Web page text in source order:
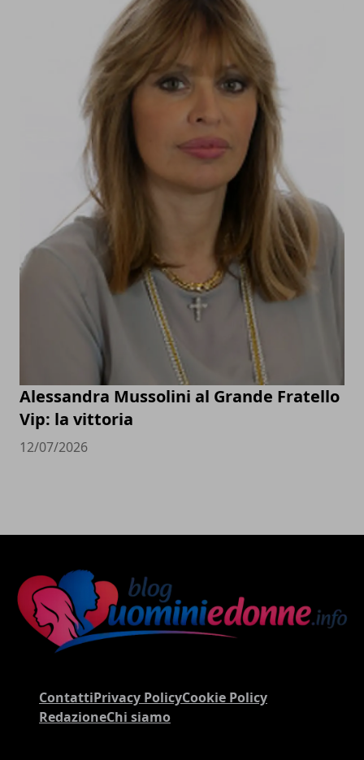
Alessandra Mussolini al Grande Fratello
Vip: la vittoria
12/07/2026
ContattiPrivacy PolicyCookie Policy
RedazioneChi siamo